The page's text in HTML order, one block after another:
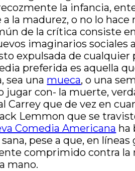
la infancia,
la madurez, o no lo hace
de la crítica consiste
imaginarios sociales
expulsada de
preferida es aquella
sea una mueca, o una
jugar con- la muerte,
Carrey que de vez en
Lemmon que se
Comedia Americana ha
pese a que, en
comprimido contra la
mano.